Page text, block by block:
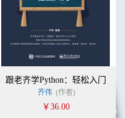
跟老齐学Python：轻松入门
齐伟 (作者)
￥36.00